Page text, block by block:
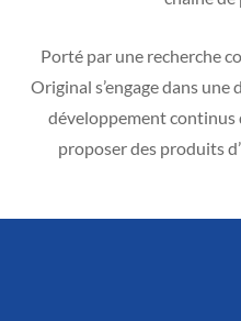
Porté par une recherche
Original s’engage dans une
développement continus
proposer des produits